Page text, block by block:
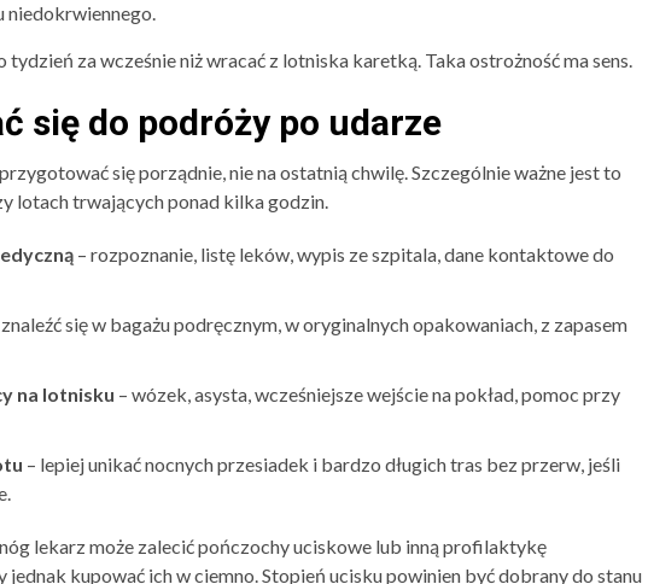
niedokrwiennego.
za wcześnie niż wracać z lotniska karetką. Taka ostrożność ma sens.
się do podróży po udarze
się porządnie, nie na ostatnią chwilę. Szczególnie ważne jest to
lotach trwających ponad kilka godzin.
– rozpoznanie, listę leków, wypis ze szpitala, dane kontaktowe do
się w bagażu podręcznym, w oryginalnych opakowaniach, z zapasem
na lotnisku – wózek, asysta, wcześniejsze wejście na pokład, pomoc przy
– lepiej unikać nocnych przesiadek i bardzo długich tras bez przerw, jeśli
lekarz może zalecić pończochy uciskowe lub inną profilaktykę
kupować ich w ciemno. Stopień ucisku powinien być dobrany do stanu